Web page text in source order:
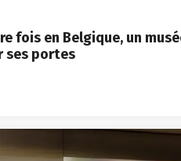
fois en Belgique, un
ses portes